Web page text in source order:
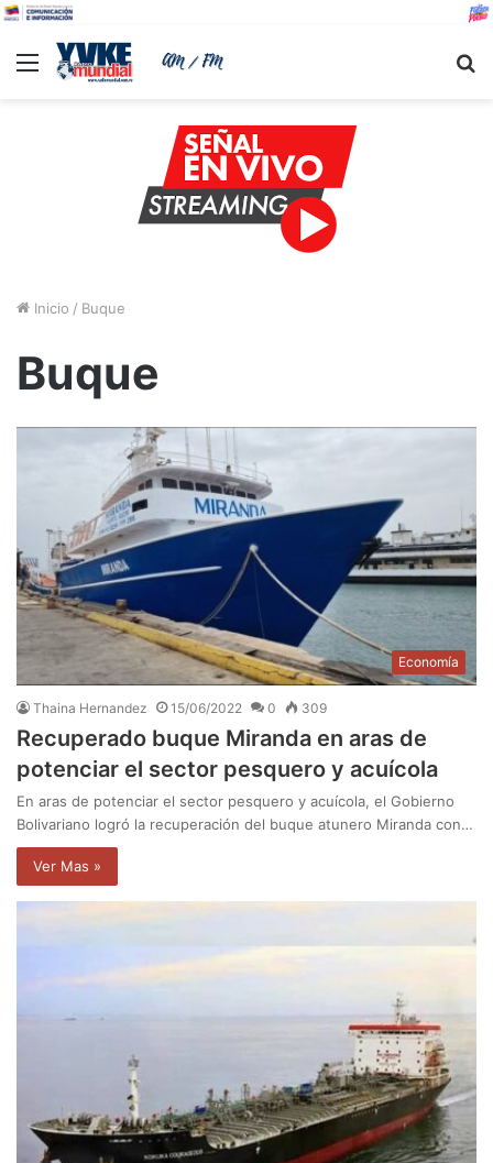
Menu
Inicio / Buque
Buque
Economía
Thaina Hernandez 15/06/2022 0 309
Recuperado buque Miranda en aras de
potenciar el sector pesquero y acuícola
En aras de potenciar el sector pesquero y acuícola, el Gobierno
Bolivariano logró la recuperación del buque atunero Miranda con…
Ver Mas »